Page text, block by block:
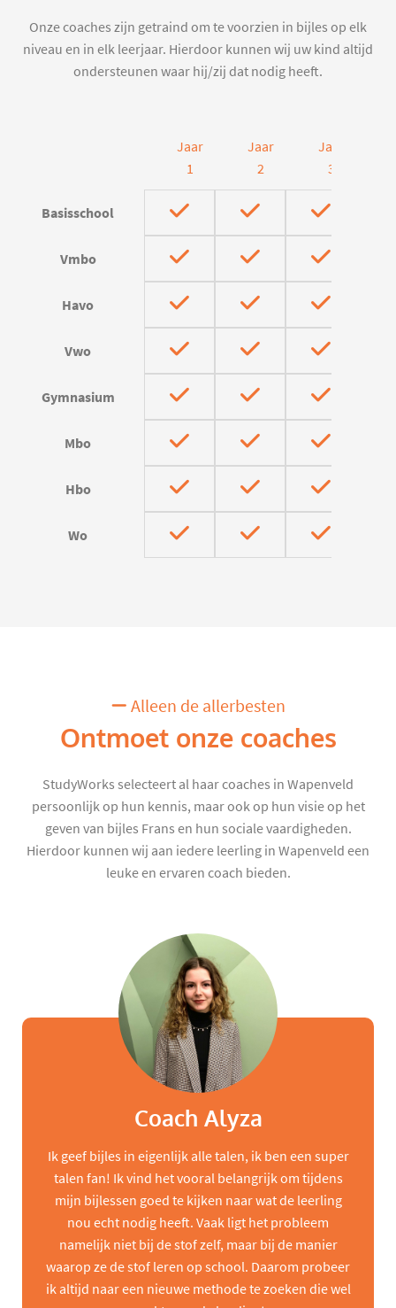
Onze coaches zijn getraind om te voorzien in bijles op elk
niveau en in elk leerjaar. Hierdoor kunnen wij uw kind altijd
ondersteunen waar hij/zij dat nodig heeft.
Jaar
1
Jaar
2
Jaar
3
Basisschool
Vmbo
Havo
Vwo
Gymnasium
Mbo
Hbo
Wo
Alleen de allerbesten
Ontmoet onze coaches
StudyWorks selecteert al haar coaches in Wapenveld
persoonlijk op hun kennis, maar ook op hun visie op het
geven van bijles Frans en hun sociale vaardigheden.
Hierdoor kunnen wij aan iedere leerling in Wapenveld een
leuke en ervaren coach bieden.
Coach Alyza
Ik geef bijles in eigenlijk alle talen, ik ben een super
talen fan! Ik vind het vooral belangrijk om tijdens
mijn bijlessen goed te kijken naar wat de leerling
nou echt nodig heeft. Vaak ligt het probleem
namelijk niet bij de stof zelf, maar bij de manier
waarop ze de stof leren op school. Daarom probeer
ik altijd naar een nieuwe methode te zoeken die wel